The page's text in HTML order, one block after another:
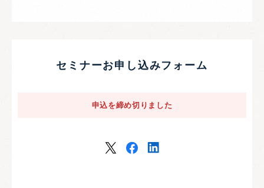
セミナーお申し込みフォーム
申込を締め切りました